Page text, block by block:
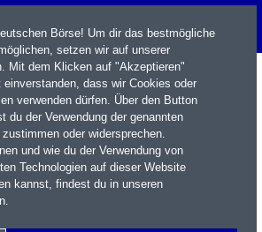
Börse! Um dir das bestmögliche
setzen wir auf unserer
Mit dem Klicken auf "Akzeptieren"
dass wir Cookies oder
verwenden dürfen. Über den Button
du der Verwendung der genannten
oder widersprechen.
und wie du der Verwendung von
Technologien auf dieser Website
kannst, findest du in unseren
.